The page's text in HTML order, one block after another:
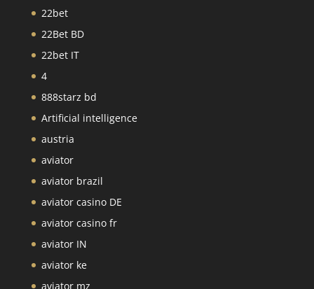
22bet
22Bet BD
22bet IT
4
888starz bd
Artificial intelligence
austria
aviator
aviator brazil
aviator casino DE
aviator casino fr
aviator IN
aviator ke
aviator mz